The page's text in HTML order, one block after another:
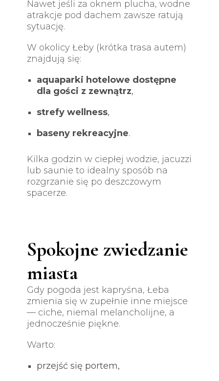
Nawet jeśli za oknem plucha, wodne
atrakcje pod dachem zawsze ratują
sytuację.
W okolicy Łeby (krótka trasa autem)
znajdują się:
aquaparki hotelowe dostępne
dla gości z zewnątrz,
strefy wellness,
baseny rekreacyjne.
Kilka godzin w ciepłej wodzie, jacuzzi
lub saunie to idealny sposób na
rozgrzanie się po deszczowym
spacerze.
Spokojne zwiedzanie
miasta
Gdy pogoda jest kapryśna, Łeba
zmienia się w zupełnie inne miejsce
— ciche, niemal melancholijne, a
jednocześnie piękne.
Warto:
przejść się portem,